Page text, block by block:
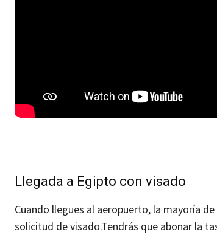
Llegada a Egipto con visado
Cuando llegues al aeropuerto, la mayoría
solicitud de visado.Tendrás que abonar la